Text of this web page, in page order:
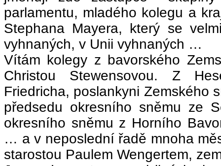
parlamentu, mladého kolegu a
Stephana Mayera, který se
vyhnaných, v Unii vyhnaných …
Vítám kolegy z bavorského
Christou Stewensovou. Z
Friedricha, poslankyni Zemského
předsedu okresního sněmu ze
okresního sněmu z Horního
… a v neposlední řadě mnoha
starostou Paulem Wengertem,